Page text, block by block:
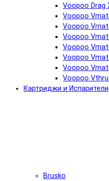
Voopoo Drag
Voopoo
Voopoo
Voopoo
Voopoo
Voopoo
Voopoo
Voopoo
Картриджи и Испарители
Brusko